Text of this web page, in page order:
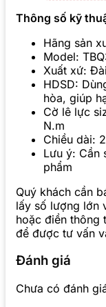
Thông số kỹ
Hãng sản
Model:
Xuất xứ:
HDSD:
hòa, giúp
Cờ lê lực
N.m
Chiều dài:
Lưu ý: Cần
phẩm
Quý khách cần
lấy số lượng lớn
hoặc điền thông
để được tư vấn
Đánh giá
Chưa có đánh